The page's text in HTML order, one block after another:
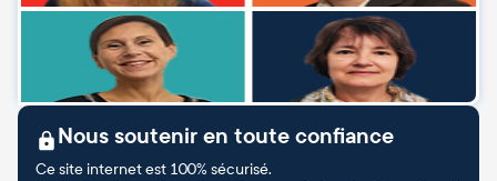
Nous soutenir en toute confiance
Ce site internet est 100% sécurisé.